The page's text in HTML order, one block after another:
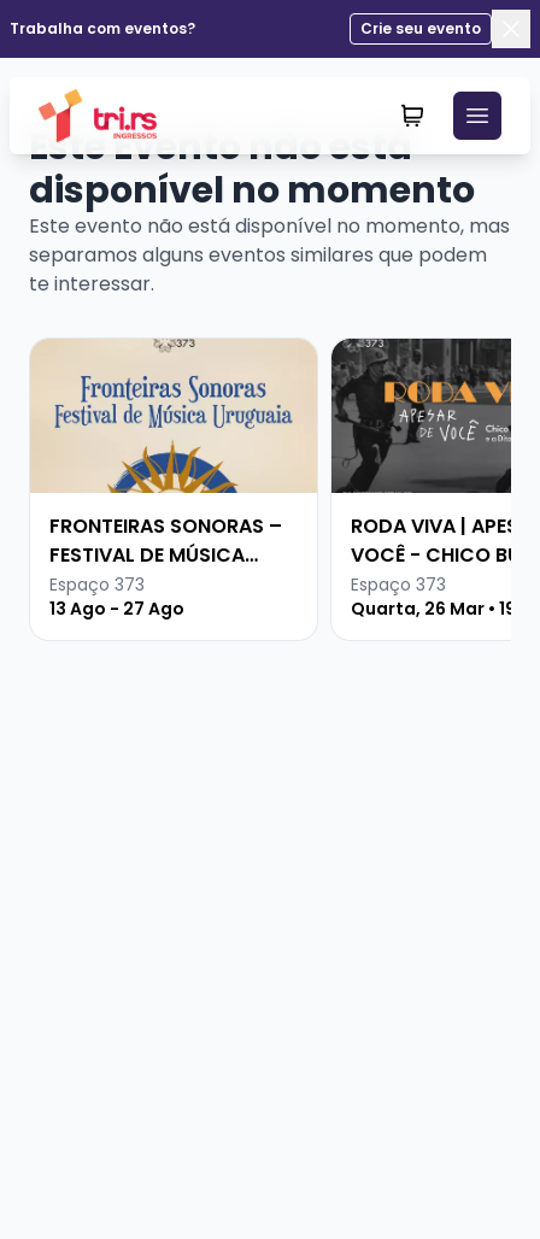
Trabalha com eventos?
Crie seu evento
Este Evento não está
disponível no momento
Este evento não está disponível no momento, mas
separamos alguns eventos similares que podem
te interessar.
Veja mais sobre FRONTEIRAS SONORAS – FESTIVAL
FRONTEIRAS SONORAS –
FESTIVAL DE MÚSICA
URUGUAIA
Espaço 373
13 Ago - 27 Ago
Veja mais sobre RODA
RODA VIVA |
VOCÊ - CHICO
A DITADURA
Espaço 373
Quarta, 26 Mar • 19